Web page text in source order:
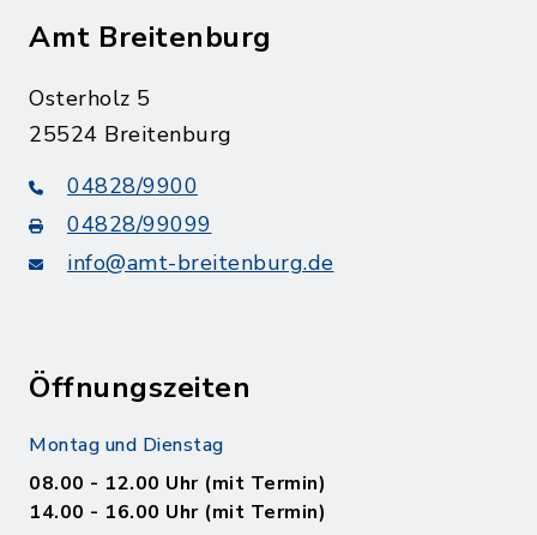
Amt Breitenburg
Osterholz 5
25524 Breitenburg
04828/9900
04828/99099
info@amt-breitenburg.de
Öffnungszeiten
Montag und Dienstag
08.00 - 12.00 Uhr (mit Termin)
14.00 - 16.00 Uhr (mit Termin)